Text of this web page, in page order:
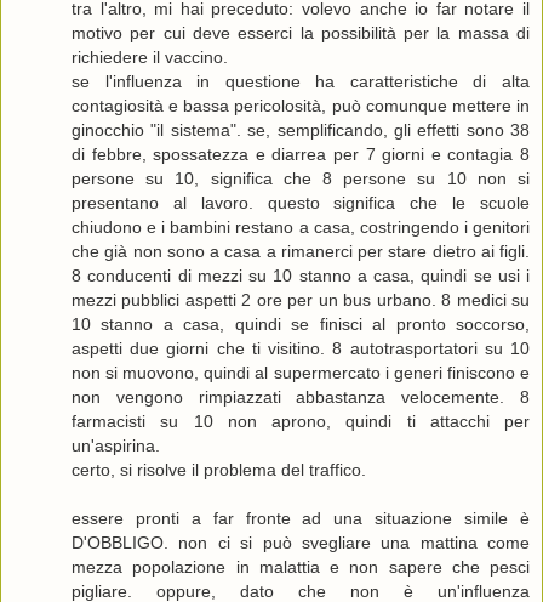
tra l'altro, mi hai preceduto: volevo anche io far notare il
motivo per cui deve esserci la possibilità per la massa di
richiedere il vaccino.
se l'influenza in questione ha caratteristiche di alta
contagiosità e bassa pericolosità, può comunque mettere in
ginocchio "il sistema". se, semplificando, gli effetti sono 38
di febbre, spossatezza e diarrea per 7 giorni e contagia 8
persone su 10, significa che 8 persone su 10 non si
presentano al lavoro. questo significa che le scuole
chiudono e i bambini restano a casa, costringendo i genitori
che già non sono a casa a rimanerci per stare dietro ai figli.
8 conducenti di mezzi su 10 stanno a casa, quindi se usi i
mezzi pubblici aspetti 2 ore per un bus urbano. 8 medici su
10 stanno a casa, quindi se finisci al pronto soccorso,
aspetti due giorni che ti visitino. 8 autotrasportatori su 10
non si muovono, quindi al supermercato i generi finiscono e
non vengono rimpiazzati abbastanza velocemente. 8
farmacisti su 10 non aprono, quindi ti attacchi per
un'aspirina.
certo, si risolve il problema del traffico.
essere pronti a far fronte ad una situazione simile è
D'OBBLIGO. non ci si può svegliare una mattina come
mezza popolazione in malattia e non sapere che pesci
pigliare. oppure, dato che non è un'influenza